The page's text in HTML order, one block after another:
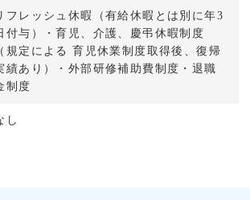
フレッシュ休暇（有給休暇とは別に年3
付与）・育児、介護、慶弔休暇制度
（規定による 育児休業制度取得後、復帰
績あり）・外部研修補助費制度・退職
制度
し